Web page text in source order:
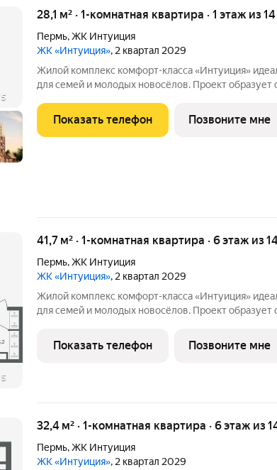
5
28,1 м² · 1-комнатная квартира · 1 этаж из 14
Пермь,ЖК Интуиция
ЖК «Интуиция», 2 квартал 2029
Жилой комплекс комфорт-класса «Интуиция» идеальный выбор
для семей и молодых новосёлов. Проект
Беляева - Одоевского. Новый жилой комплекс
в сложившуюся
Показать телефон Позвоните мне
5
41,7 м² · 1-комнатная квартира · 6 этаж из
Пермь,ЖК Интуиция
ЖК «Интуиция», 2 квартал 2029
Жилой комплекс комфорт-класса «Интуиция» идеальный выбор
для семей и молодых новосёлов. Проект
Беляева - Одоевского. Новый жилой комплекс
в сложившуюся
Показать телефон Позвоните мне
32,4 м² · 1-комнатная квартира · 6 этаж из
Пермь,ЖК Интуиция
ЖК «Интуиция», 2 квартал 2029